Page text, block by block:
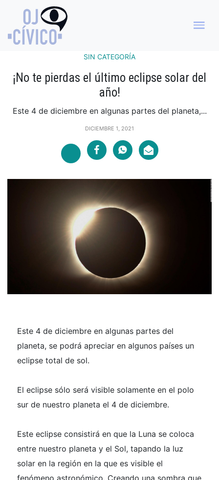
SIN CATEGORÍA
¡No te pierdas el último eclipse solar del
año!
Este 4 de diciembre en algunas partes del planeta,...
DICIEMBRE 1, 2021
Este 4 de diciembre en algunas partes del
planeta, se podrá apreciar en algunos países un
eclipse total de sol.
El eclipse sólo será visible solamente en el polo
sur de nuestro planeta el 4 de diciembre.
Este eclipse consistirá en que la Luna se coloca
entre nuestro planeta y el Sol, tapando la luz
solar en la región en la que es visible el